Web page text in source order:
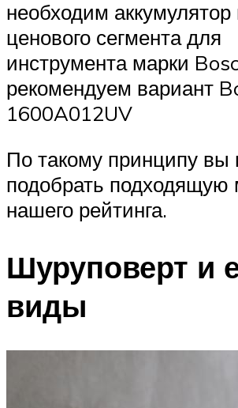
необходим аккумулятор
ценового сегмента для
инструмента марки
рекомендуем вариант
1600A012UV
По такому принципу вы
подобрать подходящую
нашего рейтинга.
Шуруповерт и
виды